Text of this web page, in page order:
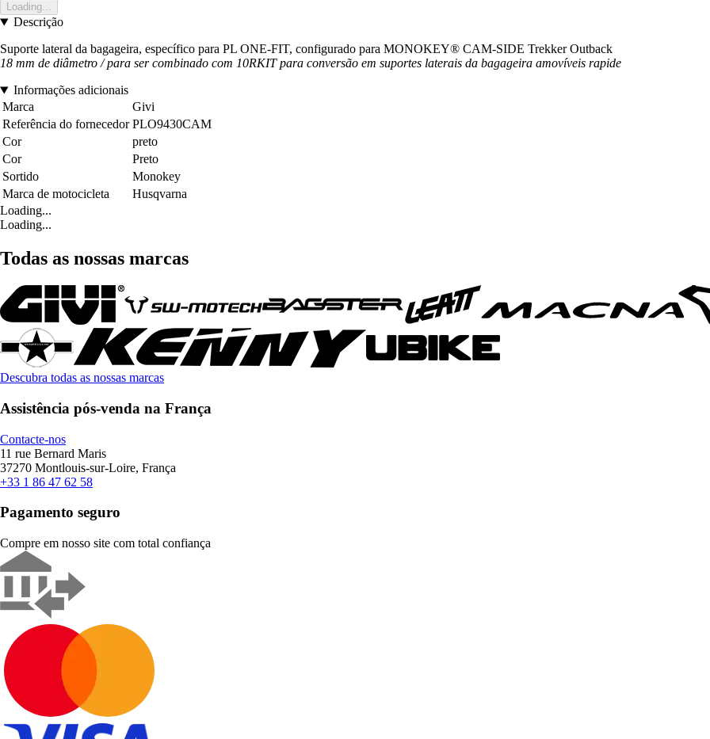
Loading...
Descrição
Suporte lateral da bagageira, específico para PL ONE-FIT, configurado para MONOKEY® CAM-SIDE Trekker Outback
18 mm de diâmetro / para ser combinado com 10RKIT para conversão em suportes laterais da bagageira amovíveis rapide
Informações adicionais
Marca
Givi
Referência do fornecedor PLO9430CAM
Cor
preto
Cor
Preto
Sortido
Monokey
Marca de motocicleta
Husqvarna
Loading...
Loading...
Todas as nossas marcas
Descubra todas as nossas marcas
Assistência pós-venda na França
Contacte-nos
11 rue Bernard Maris
37270 Montlouis-sur-Loire, França
+33 1 86 47 62 58
Pagamento seguro
Compre em nosso site com total confiança